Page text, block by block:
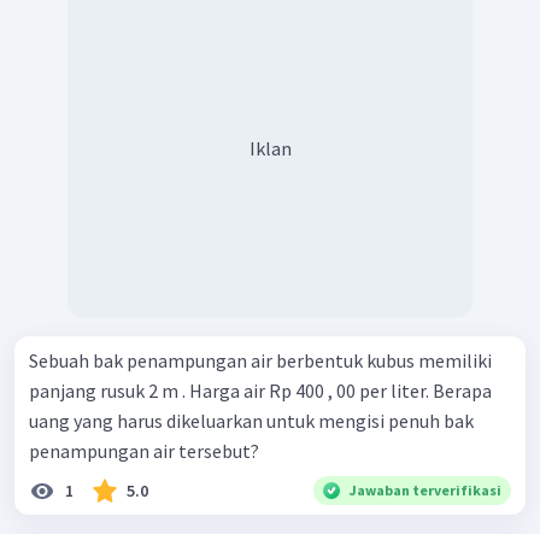
Iklan
Sebuah bak penampungan air berbentuk kubus memiliki
panjang rusuk 2 m . Harga air Rp 400 , 00 per liter. Berapa
uang yang harus dikeluarkan untuk mengisi penuh bak
penampungan air tersebut?
1 5.0 Jawaban terverifikasi